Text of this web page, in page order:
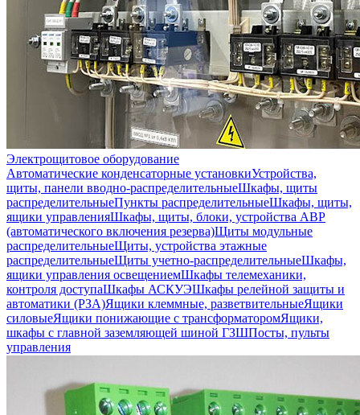
Электрощитовое оборудование
Автоматические конденсаторные установкиУстройства,
щиты, панели вводно-распределительныеШкафы, щиты
распределительныеПункты распределительныеШкафы, щиты,
ящики управленияШкафы, щиты, блоки, устройства АВР
(автоматического включения резерва)Щиты модульные
распределительныеЩиты, устройства этажные
распределительныеЩиты учетно-распределительныеШкафы,
ящики управления освещениемШкафы телемеханики,
контроля доступаШкафы АСКУЭШкафы релейной защиты и
автоматики (РЗА)Ящики клеммные, разветвительныеЯщики
силовыеЯщики понижающие с трансформаторомЯщики,
шкафы с главной заземляющей шиной ГЗШПосты, пульты
управления